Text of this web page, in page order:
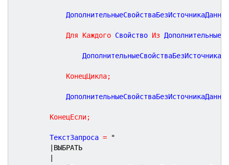
Для Каждого Свойство Из
КонецЦикла;
КонецЕсли;
		ТекстЗапроса
=
"
|ВЫБРАТЬ
|